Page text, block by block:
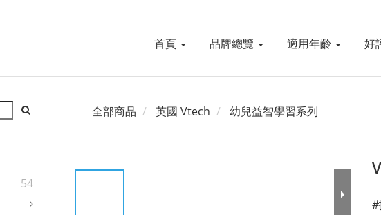
首頁 品牌總覽 適用年齡 好
54
全部商品 英國 Vtech 幼兒益智學習系列
#